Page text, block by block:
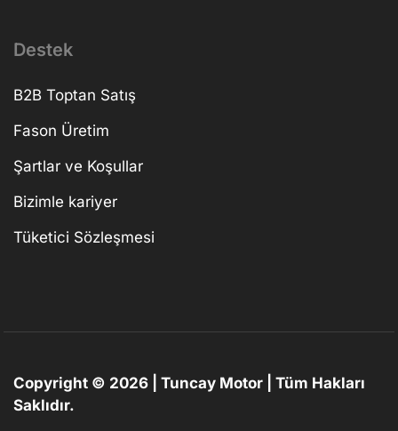
Destek
B2B Toptan Satış
Fason Üretim
Şartlar ve Koşullar
Bizimle kariyer
Tüketici Sözleşmesi
Copyright © 2026 | Tuncay Motor | Tüm Hakları
Saklıdır.